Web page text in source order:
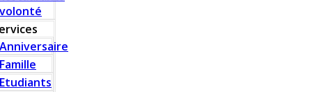
Anniversaire
Famille
Etudiants